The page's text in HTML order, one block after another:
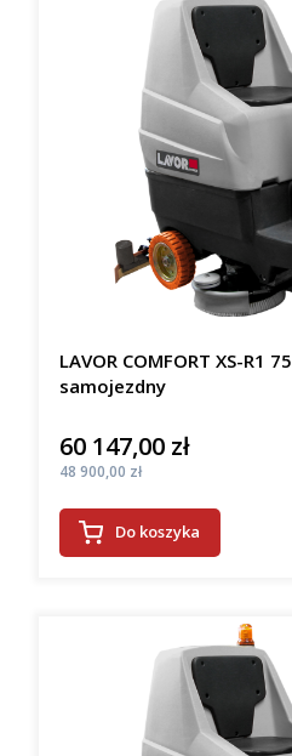
LAVOR COMFORT XS-R1
samojezdny
Cena
60 147,00 zł
Cena
48 900,00 zł
Do koszyka